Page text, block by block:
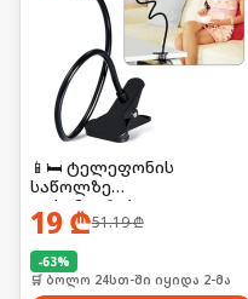
📱🛏️ ტელეფონის
საწოლზე
დასამაგრებელი
მოქნილი დამჭერი
19 ₾51.19₾
-63%
🛒 ბოლო 24სთ-ში იყიდა 2-მა